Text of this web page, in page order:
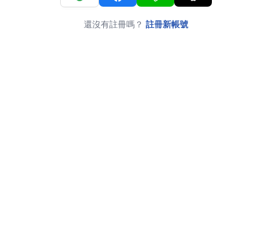
還沒有註冊嗎？ 註冊新帳號